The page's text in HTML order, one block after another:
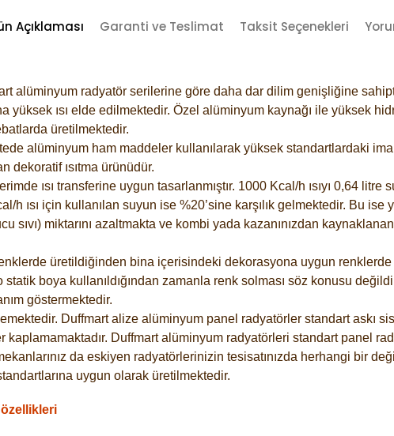
Açıklaması Garanti ve Teslimat Taksit Seçenekleri
alüminyum radyatör serilerine göre daha dar dilim genişliğine
yüksek ısı elde edilmektedir. Özel alüminyum kaynağı ile yüksek
üretilmektedir.
alüminyum ham maddeler kullanılarak yüksek standartlardaki
dekoratif ısıtma ürünüdür.
ısı transferine uygun tasarlanmıştır. 1000 Kcal/h ısıyı 0,64
ısı için kullanılan suyun ise %20’sine karşılık gelmektedir. Bu
sıvı) miktarını azaltmakta ve kombi yada kazanınızdan
üretildiğinden bina içerisindeki dekorasyona uygun
boya kullanıldığından zamanla renk solması söz konusu
göstermektedir.
Duffmart alize alüminyum panel radyatörler standart askı
kaplamamaktadır. Duffmart alüminyum radyatörleri standart panel
da eskiyen radyatörlerinizin tesisatınızda herhangi bir
uygun olarak üretilmektedir.